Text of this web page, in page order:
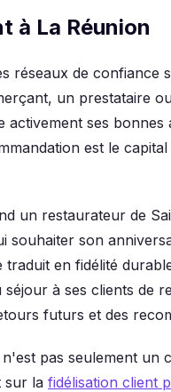
à La Réunion
réseaux de confiance
un prestataire
ses bonnes
est le
un restaurateur de
souhaiter son
en fidélité
à ses clients de
futurs et des
pas seulement
sur la fidélisation client